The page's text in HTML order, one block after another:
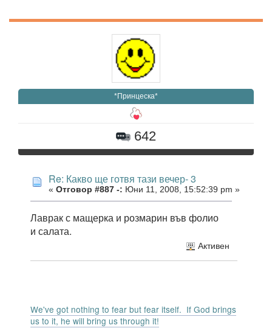
*Принцеска*
642
Re: Какво ще готвя тази вечер- 3
« Отговор #887 -: Юни 11, 2008, 15:52:39 pm »
Лаврак с мащерка и розмарин във фолио
и салата.
Активен
We've got nothing to fear but fear itself. If God brings
us to it, he will bring us through it!